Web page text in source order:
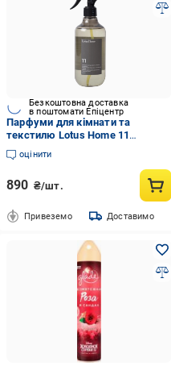
Безкоштовна доставка
в поштомати Епіцентр
Парфуми для кімнати та
текстилю Lotus Home 11
праліне/сандал/геліотроп/боби
тонка 500 мл (svt-
оцінити
890 ₴/шт.
Привеземо Доставимо